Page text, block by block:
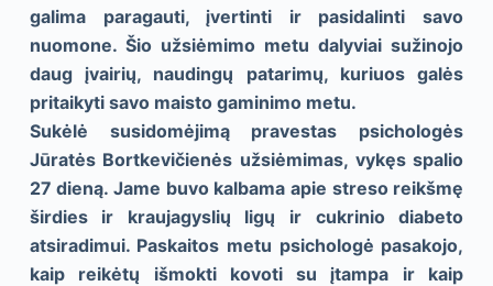
galima paragauti, įvertinti ir pasidalinti savo
nuomone. Šio užsiėmimo metu dalyviai sužinojo
daug įvairių, naudingų patarimų, kuriuos galės
pritaikyti savo maisto gaminimo metu.
Sukėlė susidomėjimą pravestas psichologės
Jūratės Bortkevičienės užsiėmimas, vykęs spalio
27 dieną. Jame buvo kalbama apie streso reikšmę
širdies ir kraujagyslių ligų ir cukrinio diabeto
atsiradimui. Paskaitos metu psichologė pasakojo,
kaip reikėtų išmokti kovoti su įtampa ir kaip